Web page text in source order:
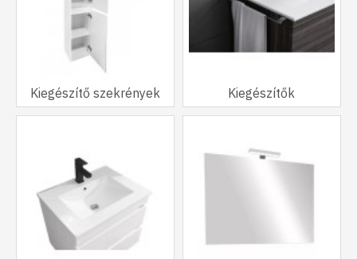
Kiegészítő szekrények Kiegészítők